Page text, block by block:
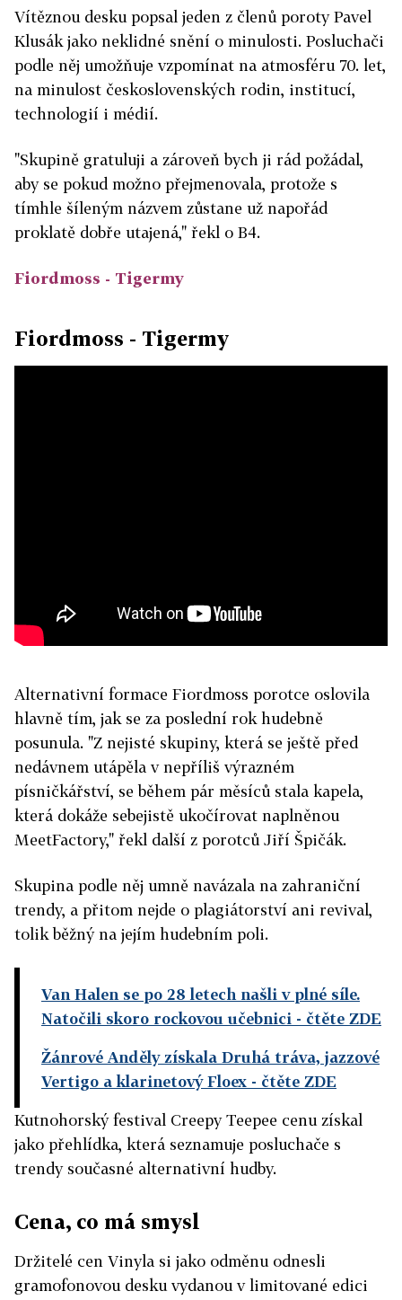
Vítěznou desku popsal jeden z členů poroty Pavel
Klusák jako neklidné snění o minulosti. Posluchači
podle něj umožňuje vzpomínat na atmosféru 70. let,
na minulost československých rodin, institucí,
technologií i médií.
"Skupině gratuluji a zároveň bych ji rád požádal,
aby se pokud možno přejmenovala, protože s
tímhle šíleným názvem zůstane už napořád
proklatě dobře utajená," řekl o B4.
Fiordmoss - Tigermy
Fiordmoss - Tigermy
Alternativní formace Fiordmoss porotce oslovila
hlavně tím, jak se za poslední rok hudebně
posunula. "Z nejisté skupiny, která se ještě před
nedávnem utápěla v nepříliš výrazném
písničkářství, se během pár měsíců stala kapela,
která dokáže sebejistě ukočírovat naplněnou
MeetFactory," řekl další z porotců Jiří Špičák.
Skupina podle něj umně navázala na zahraniční
trendy, a přitom nejde o plagiátorství ani revival,
tolik běžný na jejím hudebním poli.
Van Halen se po 28 letech našli v plné síle.
Natočili skoro rockovou učebnici - čtěte ZDE
Žánrové Anděly získala Druhá tráva, jazzové
Vertigo a klarinetový Floex - čtěte ZDE
Kutnohorský festival Creepy Teepee cenu získal
jako přehlídka, která seznamuje posluchače s
trendy současné alternativní hudby.
Cena, co má smysl
Držitelé cen Vinyla si jako odměnu odnesli
gramofonovou desku vydanou v limitované edici